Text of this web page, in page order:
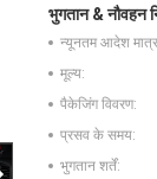
भुगतान & नौवहन
न्यूनतम आदेश
मूल्य:
पैकेजिंग विवरण:
प्रसव के समय:
भुगतान शर्तें: